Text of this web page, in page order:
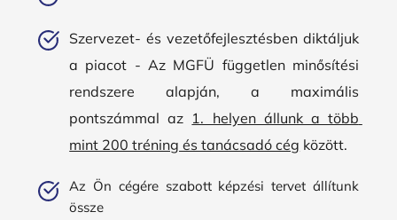
Szervezet- és vezetőfejlesztésben diktáljuk
a piacot - Az MGFÜ független minősítési
rendszere alapján, a maximális
pontszámmal az 1. helyen állunk a több
mint 200 tréning és tanácsadó cég között.
Az Ön cégére szabott képzési tervet állítunk
össze